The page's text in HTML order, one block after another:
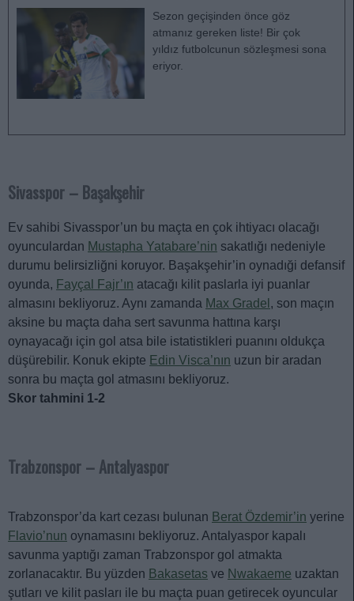
Sezon geçişinden önce göz
atmanız gereken liste! Bir çok
yıldız futbolcunun sözleşmesi sona
eriyor.
Sivasspor – Başakşehir
Ev sahibi Sivasspor’un bu maçta en çok ihtiyacı olacağı
oyunculardan Mustapha Yatabare’nin sakatlığı nedeniyle
durumu belirsizliğni koruyor. Başakşehir’in oynadıği defansif
oyunda, Fayçal Fajr’ın atacağı kilit paslarla iyi puanlar
almasını bekliyoruz. Aynı zamanda Max Gradel , son maçın
aksine bu maçta daha sert savunma hattına karşı
oynayacağı için gol atsa bile istatistikleri puanını oldukça
düşürebilir. Konuk ekipte Edin Visca’nın uzun bir aradan
sonra bu maçta gol atmasını bekliyoruz.
Skor tahmini 1-2
Trabzonspor – Antalyaspor
Trabzonspor’da kart cezası bulunan Berat Özdemir’in yerine
Flavio’nun oynamasını bekliyoruz. Antalyaspor kapalı
savunma yaptığı zaman Trabzonspor gol atmakta
zorlanacaktır. Bu yüzden Bakasetas ve Nwakaeme uzaktan
şutları ve kilit pasları ile bu maçta puan getirecek oyuncular